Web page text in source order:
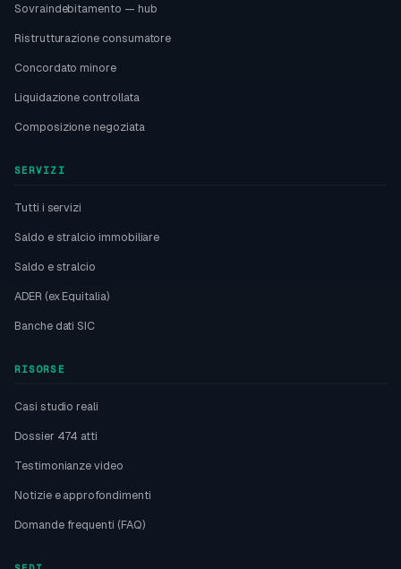
Sovraindebitamento — hub
Ristrutturazione consumatore
Concordato minore
Liquidazione controllata
Composizione negoziata
SERVIZI
Tutti i servizi
Saldo e stralcio immobiliare
Saldo e stralcio
ADER (ex Equitalia)
Banche dati SIC
RISORSE
Casi studio reali
Dossier 474 atti
Testimonianze video
Notizie e approfondimenti
Domande frequenti (FAQ)